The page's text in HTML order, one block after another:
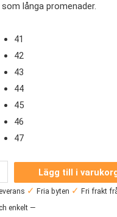
långa promenader.
41
42
43
44
45
46
47
Lägg till i
✓ Fria byten ✓ Fri frakt
enkelt —